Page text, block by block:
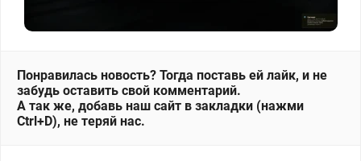
Понравилась новость? Тогда поставь ей лайк, и не
забудь оставить свой комментарий.
А так же, добавь наш сайт в закладки (нажми
Ctrl+D), не теряй нас.